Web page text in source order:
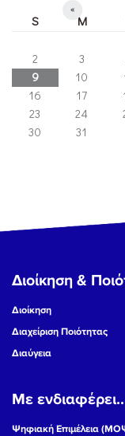
«
S M
2
3
9
10
16
17
23
24
30
31
Διοίκηση &
Διοίκηση
Διαχείριση Ποιότητας
Διαύγεια
Με
Ψηφιακή Επιμέλεια